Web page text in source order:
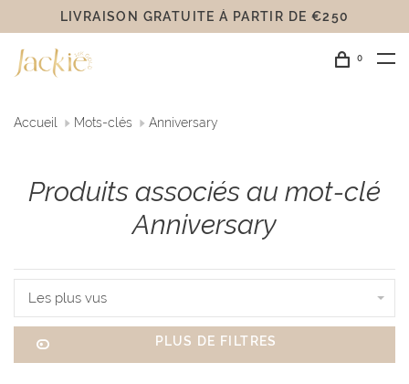
LIVRAISON GRATUITE Á PARTIR DE €250
0
Accueil Mots-clés Anniversary
Produits associés au mot-clé
Anniversary
Les plus vus
PLUS DE FILTRES